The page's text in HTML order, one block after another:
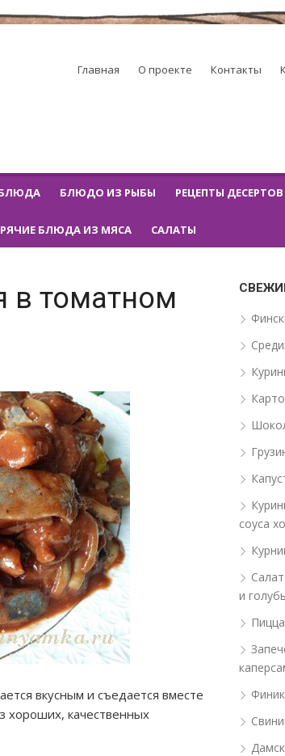
Главная О проекте Контакты
БЛЮДО ИЗ РЫБЫ РЕЦЕПТЫ ДЕСЕРТОВ
БЛЮДА ИЗ МЯСА САЛАТЫ
в томатном
вкусным и съедается вместе
хороших, качественных
соуса
и